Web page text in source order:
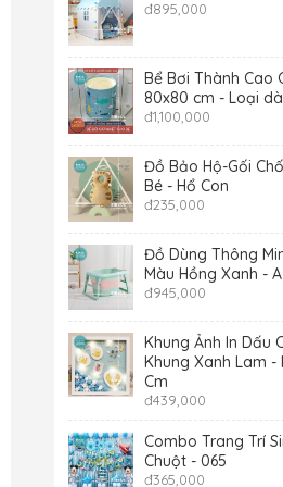
đ895,000
Bể Bơi Thành Cao
80x80 cm - Loại
đ1,100,000
Đồ Bảo Hộ-Gối
Bé - Hổ Con
đ235,000
Đồ Dùng Thông
Màu Hồng Xanh -
đ945,000
Khung Ảnh In Dấu
Khung Xanh Lam -
Cm
đ439,000
Combo Trang Trí
Chuột - 065
đ365,000